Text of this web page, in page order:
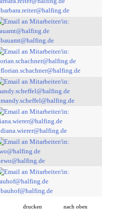
barbara.reiter@halfing.de
bauamt@halfing.de
florian.schachner@halfing.de
mandy.scheffel@halfing.de
diana.wierer@halfing.de
ewo@halfing.de
bauhof@halfing.de
drucken nach oben